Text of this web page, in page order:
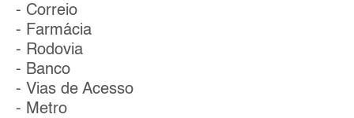
- Correio
- Farmácia
- Rodovia
- Banco
- Vias de Acesso
- Metro